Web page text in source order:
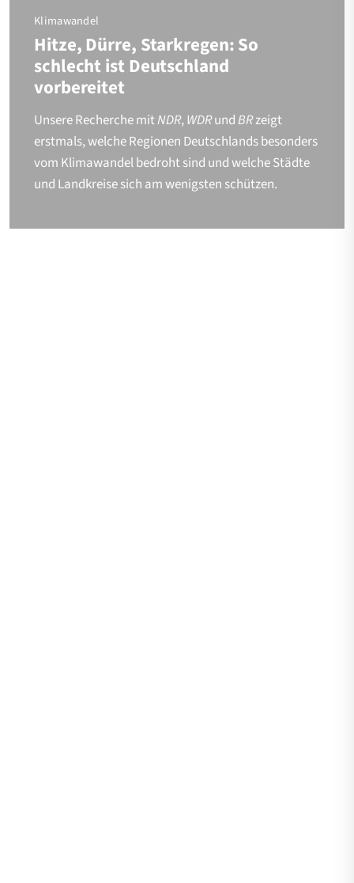
Klimawandel
Hitze, Dürre, Starkregen: So
schlecht ist Deutschland
vorbereitet
Unsere Recherche mitNDR,WDRundBRzeigt
erstmals, welche Regionen Deutschlands besonders
vom Klimawandel bedroht sind und welche Städte
und Landkreise sich am wenigsten schützen.